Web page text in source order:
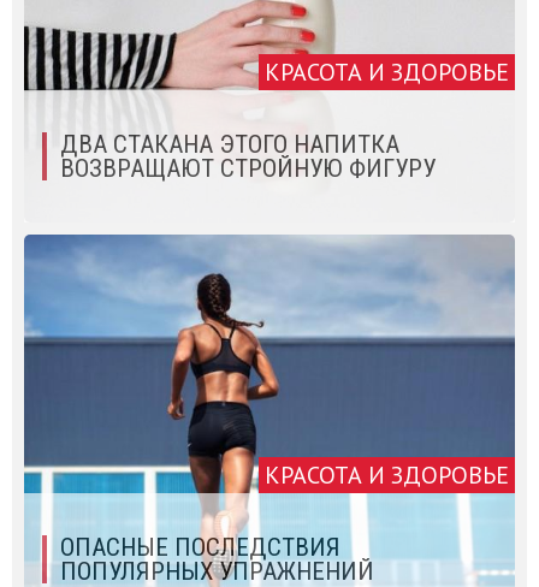
КРАСОТА И ЗДОРОВЬЕ
ДВА СТАКАНА ЭТОГО НАПИТКА
ВОЗВРАЩАЮТ СТРОЙНУЮ ФИГУРУ
КРАСОТА И ЗДОРОВЬЕ
ОПАСНЫЕ ПОСЛЕДСТВИЯ
ПОПУЛЯРНЫХ УПРАЖНЕНИЙ